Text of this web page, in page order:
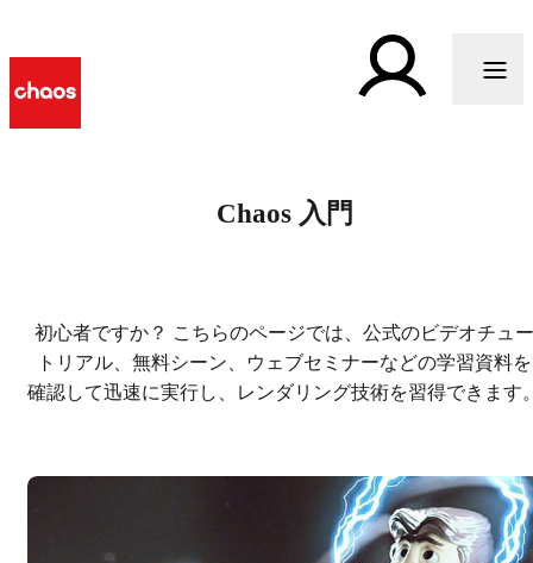
Chaos 入門
初心者ですか？ こちらのページでは、公式のビデオチュー
トリアル、無料シーン、ウェブセミナーなどの学習資料を
確認して迅速に実行し、レンダリング技術を習得できます